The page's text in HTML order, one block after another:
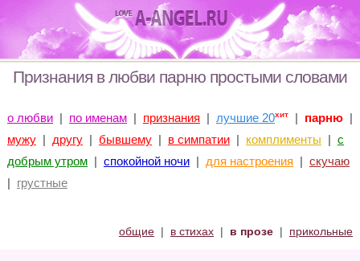
Признания в любви парню простыми словами
о любви| по именам| признания | лучшие 20хит| парню|
мужу| другу| бывшему| в симпатии| комплименты | с
добрым утром| спокойной ночи| для настроения | скучаю
| грустные
общие | в стихах | в прозе | прикольные